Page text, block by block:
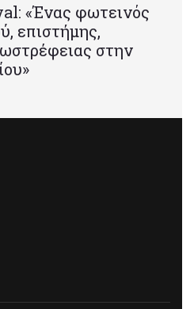
«Ένας φωτεινός
επιστήμης,
στην